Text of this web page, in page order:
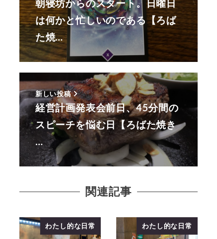
朝寝坊からのスタート。日曜日
は何かと忙しいのである【ろば
た焼…
新しい投稿
経営計画発表会前日、45分間の
スピーチを悩む日【ろばた焼き
…
関連記事
わたし的な日常 わたし的な日常